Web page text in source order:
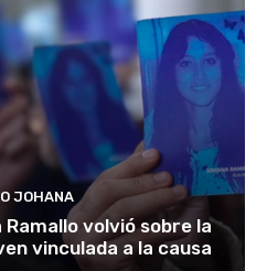
JOHANA
volvió sobre la
vinculada a la causa